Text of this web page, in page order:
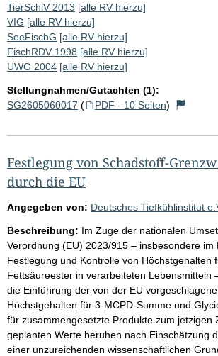
TierSchlV 2013 [alle RV hierzu]
VIG [alle RV hierzu]
SeeFischG [alle RV hierzu]
FischRDV 1998 [alle RV hierzu]
UWG 2004 [alle RV hierzu]
Stellungnahmen/Gutachten (1):
SG2605060017 ( PDF - 10 Seiten)
Festlegung von Schadstoff-
durch die EU
Angegeben von: Deutsches Tiefkühlinstitut
Beschreibung: Im Zuge der nationalen
Verordnung (EU) 2023/915 – insbesondere im
Festlegung und Kontrolle von Höchstgehalten
Fettsäureester in verarbeiteten Lebensmitteln
die Einführung der von der EU
Höchstgehalten für 3-MCPD-Summe und
für zusammengesetzte Produkte zum jetzigen
geplanten Werte beruhen nach Einschätzung
einer unzureichenden wissenschaftlichen